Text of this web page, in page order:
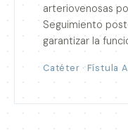
arteriovenosas
Seguimiento
garantizar la
Catéter · Fístula